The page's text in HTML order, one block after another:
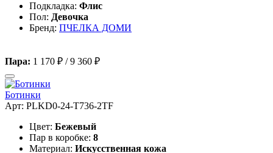
Подкладка: Флис
Пол: Девочка
Бренд: ПЧЕЛКА ДОМИ
Пара: 1 170 ₽ /9 360 ₽
Ботинки
Арт: PLKD0-24-T736-2TF
Цвет: Бежевый
Пар в коробке: 8
Материал: Искусственная кожа